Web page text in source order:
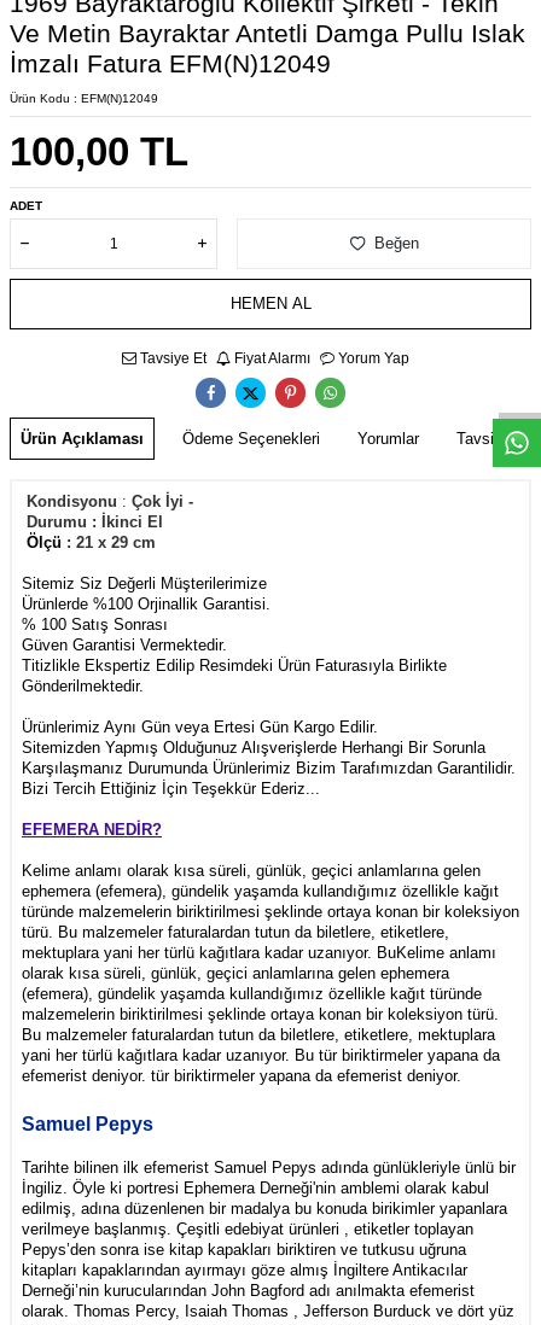
Ve Metin Bayraktar Antetli Damga Pullu Islak
İmzalı Fatura EFM(N)12049
Ürün Kodu : EFM(N)12049
100,00 TL
ADET
Beğen
HEMEN AL
Tavsiye Et Fiyat Alarmı Yorum Yap
Ürün Açıklaması Ödeme Seçenekleri Yorumlar Tavsiye Et
Kondisyonu : Çok İyi -
Durumu : İkinci El
Ölçü : 21 x 29 cm
Sitemiz Siz Değerli Müşterilerimize
Ürünlerde %100 Orjinallik Garantisi.
% 100 Satış Sonrası
Güven Garantisi Vermektedir.
Titizlikle Ekspertiz Edilip Resimdeki Ürün Faturasıyla Birlikte
Gönderilmektedir.
Ürünlerimiz Aynı Gün veya Ertesi Gün Kargo Edilir.
Sitemizden Yapmış Olduğunuz Alışverişlerde Herhangi Bir Sorunla
Karşılaşmanız Durumunda Ürünlerimiz Bizim Tarafımızdan Garantilidir.
Bizi Tercih Ettiğiniz İçin Teşekkür Ederiz...
EFEMERA NEDİR?
Kelime anlamı olarak kısa süreli, günlük, geçici anlamlarına gelen
ephemera (efemera), gündelik yaşamda kullandığımız özellikle kağıt
türünde malzemelerin biriktirilmesi şeklinde ortaya konan bir koleksiyon
türü. Bu malzemeler faturalardan tutun da biletlere, etiketlere,
mektuplara yani her türlü kağıtlara kadar uzanıyor. BuKelime anlamı
olarak kısa süreli, günlük, geçici anlamlarına gelen ephemera
(efemera), gündelik yaşamda kullandığımız özellikle kağıt türünde
malzemelerin biriktirilmesi şeklinde ortaya konan bir koleksiyon türü.
Bu malzemeler faturalardan tutun da biletlere, etiketlere, mektuplara
yani her türlü kağıtlara kadar uzanıyor. Bu tür biriktirmeler yapana da
efemerist deniyor. tür biriktirmeler yapana da efemerist deniyor.
Samuel Pepys
Tarihte bilinen ilk efemerist Samuel Pepys adında günlükleriyle ünlü bir
İngiliz. Öyle ki portresi Ephemera Derneği'nin amblemi olarak kabul
edilmiş, adına düzenlenen bir madalya bu konuda birikimler yapanlara
verilmeye başlanmış. Çeşitli edebiyat ürünleri , etiketler toplayan
Pepys’den sonra ise kitap kapakları biriktiren ve tutkusu uğruna
kitapları kapaklarından ayırmayı göze almış İngiltere Antikacılar
Derneği’nin kurucularından John Bagford adı anılmakta efemerist
olarak. Thomas Percy, Isaiah Thomas , Jefferson Burduck ve dört yüz